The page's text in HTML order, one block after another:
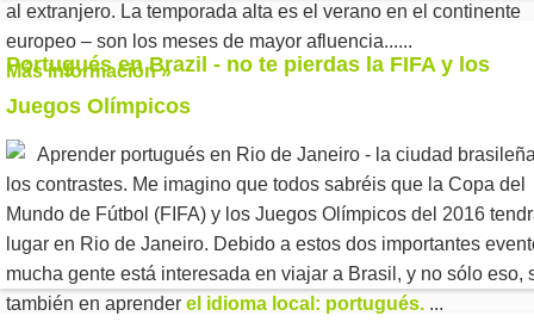
al extranjero. La temporada alta es el verano en el continente
europeo – son los meses de mayor afluencia......
Más información »
Portugués en Brazil - no te pierdas la FIFA y los
Juegos Olímpicos
Aprender portugués en Rio de Janeiro - la ciudad
los contrastes. Me imagino que todos sabréis que la Copa del
Mundo de Fútbol (FIFA) y los Juegos Olímpicos del 2016
lugar en Rio de Janeiro. Debido a estos dos importantes
mucha gente está interesada en viajar a Brasil, y no sólo eso,
también en aprender el idioma local: portugués. ...